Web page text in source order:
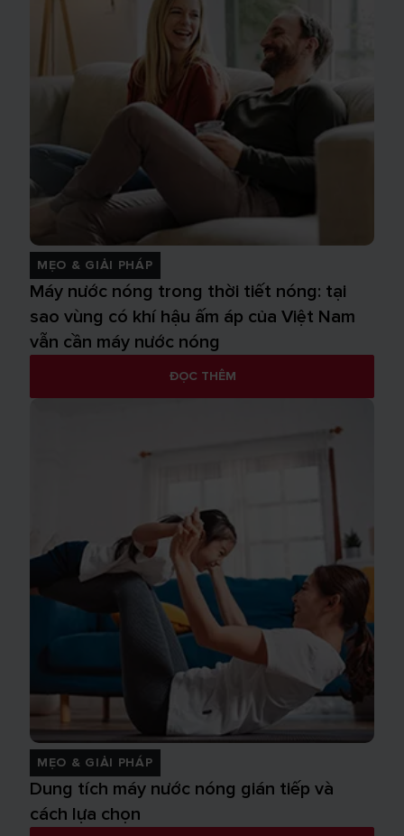
MẸO & GIẢI PHÁP
Máy nước nóng trong thời tiết nóng: tại
sao vùng có khí hậu ấm áp của Việt Nam
vẫn cần máy nước nóng
ĐỌC THÊM
MẸO & GIẢI PHÁP
Dung tích máy nước nóng gián tiếp và
cách lựa chọn